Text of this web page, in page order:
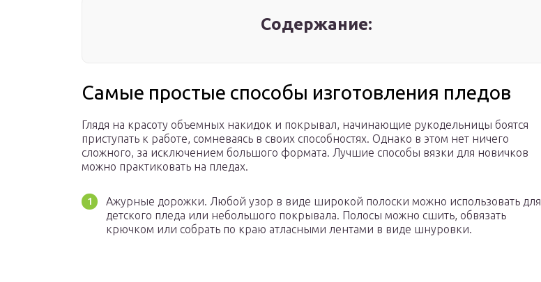
Содержание:
Самые простые способы изготовления пледов
Глядя на красоту объемных накидок и покрывал, начинающие рукодельницы боятся
приступать к работе, сомневаясь в своих способностях. Однако в этом нет ничего
сложного, за исключением большого формата. Лучшие способы вязки для новичков
можно практиковать на пледах.
Ажурные дорожки. Любой узор в виде широкой полоски можно использовать для
детского пледа или небольшого покрывала. Полосы можно сшить, обвязать
крючком или собрать по краю атласными лентами в виде шнуровки.